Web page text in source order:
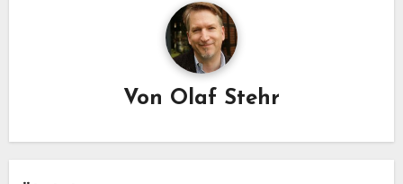
Von Olaf Stehr